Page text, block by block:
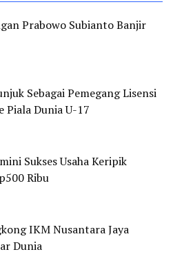
Prabowo Subianto Banjir
Sebagai Pemegang Lisensi
Piala Dunia U-17
Sukses Usaha Keripik
Ribu
IKM Nusantara Jaya
Dunia